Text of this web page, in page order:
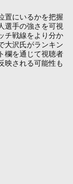
置にいるかを把握
選手の強さを可視
チ戦線をより分か
大沢氏がランキン
欄を通じて視聴者
映される可能性も